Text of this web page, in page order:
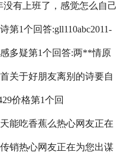
02-10TA获得超
有上班了，感觉怎么自己
瞧不起我什么的，我到底
哦2018-03-18关注你是担
第1个回答:gll110abc2011-
多疑第1个回答:两**情原
关于好朋友离别的诗要自
关注梦引梦断，泪尽，留
价格第1个回
能吃香蕉么热心网友正在
销热心网友正在为您出谋